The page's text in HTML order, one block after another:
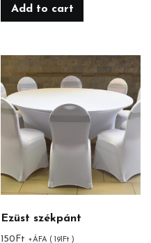
Add to cart
Ezüst székpánt
150 Ft +ÁFA ( 191Ft )